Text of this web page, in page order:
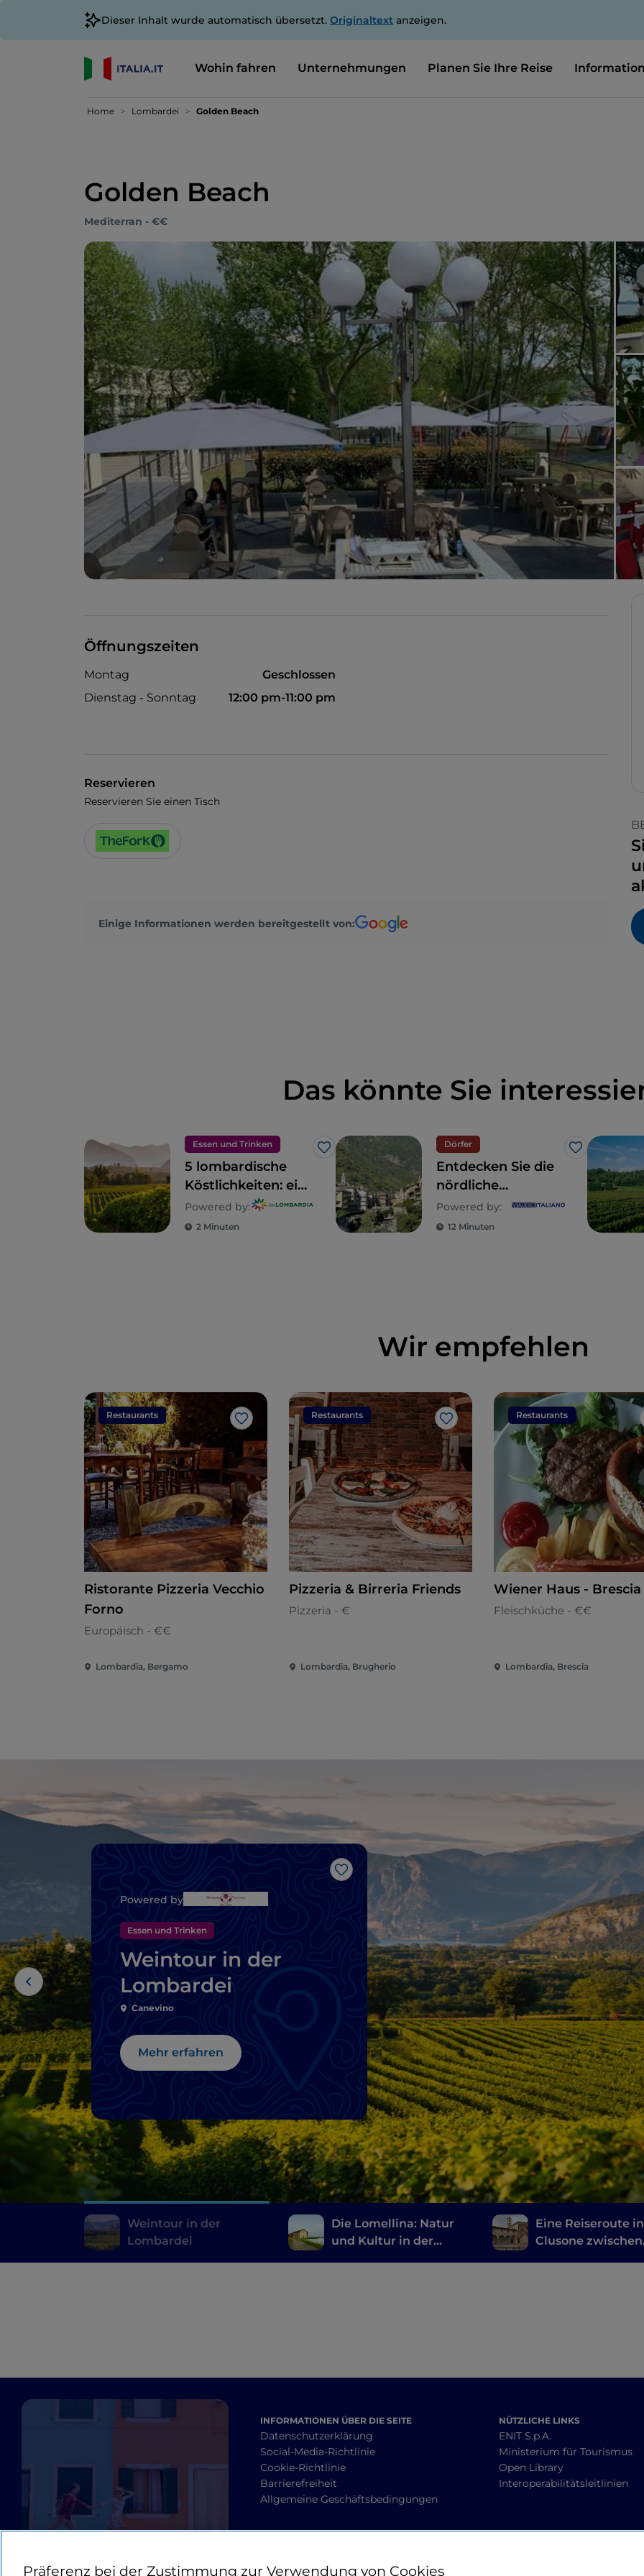
Dieser Inhalt wurde automatisch übersetzt. Originaltext anzeigen.
Wohin fahren Unternehmungen Planen Sie Ihre Reise
Home Lombardei Golden Beach
Golden Beach
Mediterran - €€
Öffnungszeiten
Montag
Geschlossen
Dienstag - Sonntag
12:00 pm-11:00 pm
Reservieren
Reservieren Sie einen Tisch
Einige Informationen werden bereitgestellt von:
Das könnte Sie
Essen und Trinken
Like
5 lombardische
Köstlichkeiten: ein
Gebiet zum
Genießen
Powered by:
2 Minuten
Dörfer
Like
Entdecken Sie die
nördliche
Lombardei –
Bellano, Chiavenna
Powered by:
12 Minuten
Wir empfehlen
Restaurants
Like
Ristorante Pizzeria Vecchio
Forno
Europäisch - €€
Lombardia, Bergamo
Restaurants
Like
Pizzeria & Birreria Friends
Pizzeria - €
Lombardia, Brugherio
Restaurants
Wiener Haus - Brescia
Fleischküche - €€
Lombardia, Brescia
Like
Powered by
Essen und Trinken
Weintour in der
Lombardei
Canevino
Mehr erfahren
Weintour in der
Lombardei
Die Lomellina: Natur
und Kultur in der
Eine Reiseroute in
Clusone zwischen
INFORMATIONEN ÜBER DIE SEITE
Datenschutzerklärung
Social-Media-Richtlinie
Cookie-Richtlinie
Barrierefreiheit
Allgemeine Geschäftsbedingungen
NÜTZLICHE LINKS
ENIT S.p.A.
Ministerium für Tourismus
Open Library
Interoperabilitätsleitlinien
Präferenz bei der Zustimmung zur Verwendung von Cookies